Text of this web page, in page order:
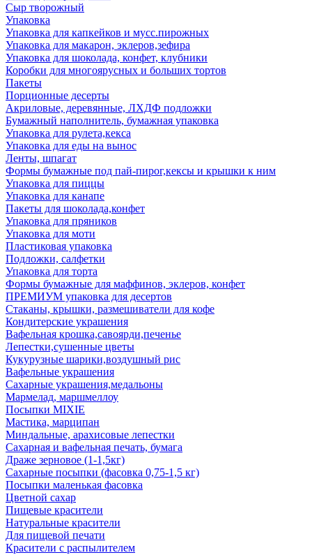
Сыр творожный
Упаковка
Упаковка для капкейков и мусс.пирожных
Упаковка для макарон, эклеров,зефира
Упаковка для шоколада, конфет, клубники
Коробки для многоярусных и больших тортов
Пакеты
Порционные десерты
Акриловые, деревянные, ЛХДФ подложки
Бумажный наполнитель, бумажная упаковка
Упаковка для рулета,кекса
Упаковка для еды на вынос
Ленты, шпагат
Формы бумажные под пай-пирог,кексы и крышки к ним
Упаковка для пиццы
Упаковка для канапе
Пакеты для шоколада,конфет
Упаковка для пряников
Упаковка для моти
Пластиковая упаковка
Подложки, салфетки
Упаковка для торта
Формы бумажные для маффинов, эклеров, конфет
ПРЕМИУМ упаковка для десертов
Стаканы, крышки, размешиватели для кофе
Кондитерские украшения
Вафельная крошка,савоярди,печенье
Лепестки,сушенные цветы
Кукурузные шарики,воздушный рис
Вафельные украшения
Сахарные украшения,медальоны
Мармелад, маршмеллоу
Посыпки MIXIE
Мастика, марципан
Миндальные, арахисовые лепестки
Сахарная и вафельная печать, бумага
Драже зерновое (1-1,5кг)
Сахарные посыпки (фасовка 0,75-1,5 кг)
Посыпки маленькая фасовка
Цветной сахар
Пищевые красители
Натуральные красители
Для пищевой печати
Красители с распылителем